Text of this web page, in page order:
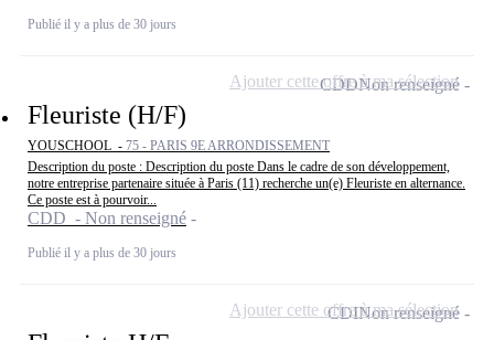
Publié il y a plus de 30 jours
Fleuriste (H/F)
YOUSCHOOL - 75 - PARIS 9E ARRONDISSEMENT
Description du poste : Description du poste Dans le cadre de son développement,
notre entreprise partenaire située à Paris (11) recherche un(e) Fleuriste en alternance.
Ce poste est à pourvoir...
CDD - Non renseigné
Publié il y a plus de 30 jours
CDDNon renseigné
Ajouter cette offre à ma sélection
CDINon renseigné
Ajouter cette offre à ma sélection